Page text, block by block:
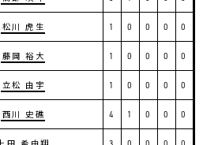
松川 虎生 1 0 0 0 0
藤岡 裕大 1 0 0 0 0
立松 由宇 1 0 0 0 0
西川 史礁 4 1 0 0 0